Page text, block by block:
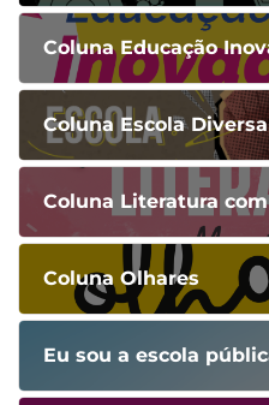
Coluna Educação
Coluna Escola Diversa
Coluna Literatura
Coluna Olhares
Eu sou a escola